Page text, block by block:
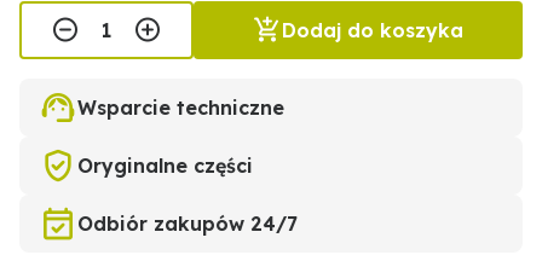
Dodaj do koszyka
Wsparcie techniczne
Oryginalne części
Odbiór zakupów 24/7